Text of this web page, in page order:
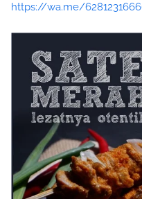
https://wa.me/